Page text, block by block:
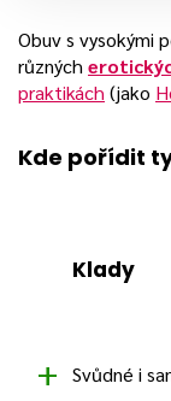
Obuv s vysokými
různých
praktikách (jako
Kde pořídit
Klady
Svůdné i